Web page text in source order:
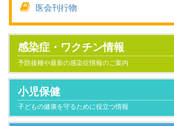
医会刊行物
感染症・ワクチン情報
予防接種や最新の感染症情報のご案内
小児保健
子どもの健康を守るために役立つ情報